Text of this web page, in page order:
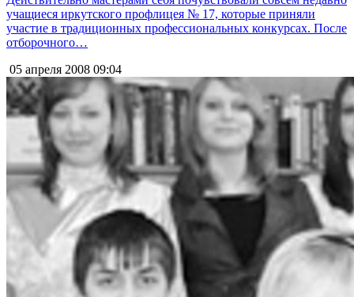
учащиеся иркутского профлицея № 17, которые приняли
участие в традиционных профессиональных конкурсах. После
отборочного…
05 апреля 2008 09:04